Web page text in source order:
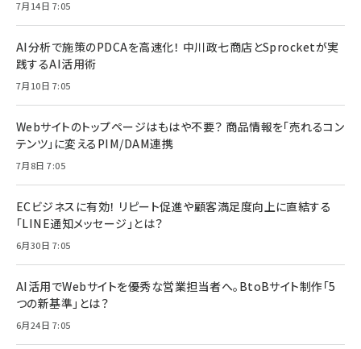
7月14日 7:05
AI分析で施策のPDCAを高速化！ 中川政七商店とSprocketが実
践するAI活用術
7月10日 7:05
Webサイトのトップページはもはや不要？ 商品情報を「売れるコン
テンツ」に変えるPIM/DAM連携
7月8日 7:05
ECビジネスに有効！ リピート促進や顧客満足度向上に直結する
「LINE通知メッセージ」とは？
6月30日 7:05
AI活用でWebサイトを優秀な営業担当者へ。BtoBサイト制作「5
つの新基準」とは？
6月24日 7:05